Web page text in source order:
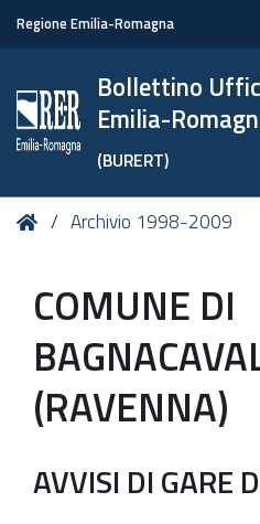
Regione Emilia-Romagna
Bollettino
Emilia-
(BURERT)
Tu HomeArchivio 1998-2009
COMUNE DI
(RAVENNA)
AVVISI DI GARE